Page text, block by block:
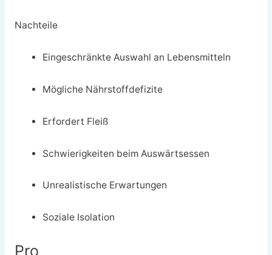
Nachteile
Eingeschränkte Auswahl an Lebensmitteln
Mögliche Nährstoffdefizite
Erfordert Fleiß
Schwierigkeiten beim Auswärtsessen
Unrealistische Erwartungen
Soziale Isolation
Pro